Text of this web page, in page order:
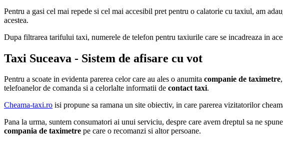
Pentru a gasi cel mai repede si cel mai accesibil pret pentru o calatorie cu taxiul, am
acestea.
Dupa filtrarea tarifului taxi, numerele de telefon pentru taxiurile care se incadreaza in
Taxi Suceava - Sistem de afisare cu vot
Pentru a scoate in evidenta parerea celor care au ales o anumita companie de taximetre
telefoanelor de comanda si a celorlalte informatii de contact taxi.
Cheama-taxi.ro isi propune sa ramana un site obiectiv, in care parerea vizitatorilor
Pana la urma, suntem consumatori ai unui serviciu, despre care avem dreptul sa ne
compania de taximetre pe care o recomanzi si altor persoane.